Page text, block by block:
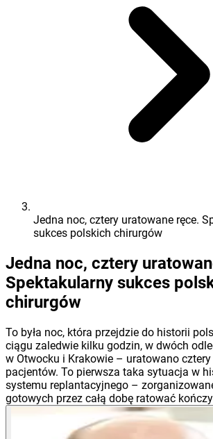
Jedna noc, cztery uratowane ręce.
sukces polskich chirurgów
Jedna noc, cztery
Spektakularny sukces
chirurgów
To była noc, która przejdzie do historii
ciągu zaledwie kilku godzin, w dwóch
w Otwocku i Krakowie – uratowano cztery
pacjentów. To pierwsza taka sytuacja w
systemu replantacyjnego –
gotowych przez całą dobę ratować